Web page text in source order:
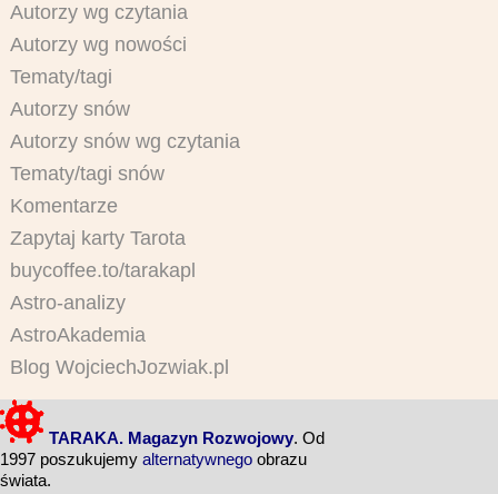
Autorzy wg czytania
Autorzy wg nowości
Tematy/tagi
Autorzy snów
Autorzy snów wg czytania
Tematy/tagi snów
Komentarze
Zapytaj karty Tarota
buycoffee.to/tarakapl
Astro-analizy
AstroAkademia
Blog WojciechJozwiak.pl
TARAKA. Magazyn Rozwojowy. Od
1997 poszukujemy alternatywnego obrazu
świata.